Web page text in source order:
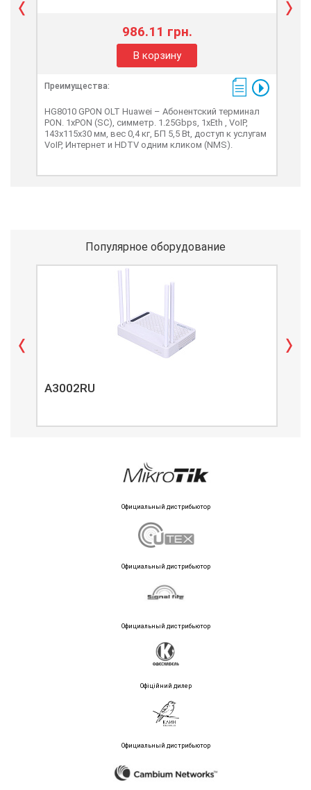
986.11 грн.
В корзину
Преимущества:
HG8010 GPON OLT Huawei – Абонентский терминал
PON. 1xPON (SC), симметр. 1.25Gbps, 1xEth , VoIP,
143x115x30 мм, вес 0,4 кг, БП 5,5 Bt, доступ к услугам
VoIP, Интернет и HDTV одним кликом (NMS).
Популярное оборудование
A3002RU
Официальный дистрибьютор
Официальный дистрибьютор
Официальный дистрибьютор
Офіційний дилер
Официальный дистрибьютор